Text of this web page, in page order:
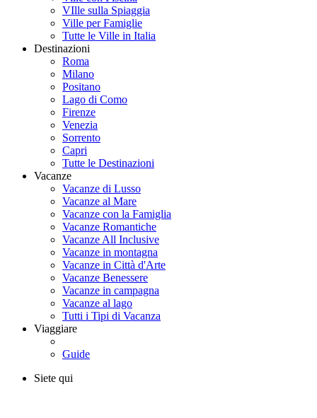
VIlle sulla Spiaggia
Ville per Famiglie
Tutte le Ville in Italia
Destinazioni
Roma
Milano
Positano
Lago di Como
Firenze
Venezia
Sorrento
Capri
Tutte le Destinazioni
Vacanze
Vacanze di Lusso
Vacanze al Mare
Vacanze con la Famiglia
Vacanze Romantiche
Vacanze All Inclusive
Vacanze in montagna
Vacanze in Città d'Arte
Vacanze Benessere
Vacanze in campagna
Vacanze al lago
Tutti i Tipi di Vacanza
Viaggiare
Guide
Siete qui